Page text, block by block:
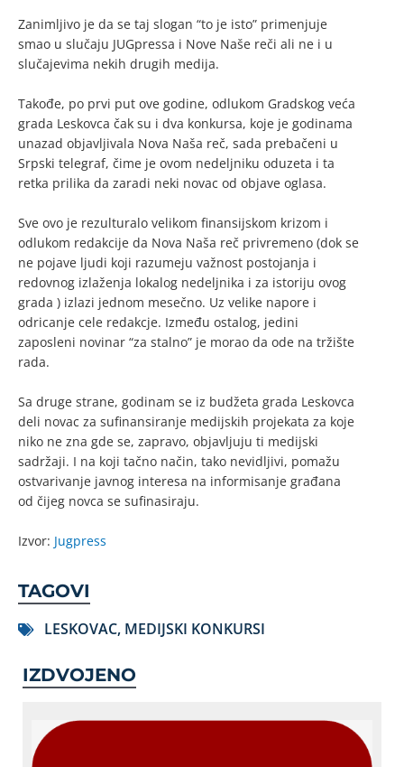
Zanimljivo je da se taj slogan “to je isto” primenjuje
smao u slučaju JUGpressa i Nove Naše reči ali ne i u
slučajevima nekih drugih medija.
Takođe, po prvi put ove godine, odlukom Gradskog veća
grada Leskovca čak su i dva konkursa, koje je godinama
unazad objavljivala Nova Naša reč, sada prebačeni u
Srpski telegraf, čime je ovom nedeljniku oduzeta i ta
retka prilika da zaradi neki novac od objave oglasa.
Sve ovo je rezulturalo velikom finansijskom krizom i
odlukom redakcije da Nova Naša reč privremeno (dok se
ne pojave ljudi koji razumeju važnost postojanja i
redovnog izlaženja lokalog nedeljnika i za istoriju ovog
grada ) izlazi jednom mesečno. Uz velike napore i
odricanje cele redakcje. Između ostalog, jedini
zaposleni novinar “za stalno” je morao da ode na tržište
rada.
Sa druge strane, godinam se iz budžeta grada Leskovca
deli novac za sufinansiranje medijskih projekata za koje
niko ne zna gde se, zapravo, objavljuju ti medijski
sadržaji. I na koji tačno način, tako nevidljivi, pomažu
ostvarivanje javnog interesa na informisanje građana
od čijeg novca se sufinasiraju.
Izvor: Jugpress
TAGOVI
LESKOVAC, MEDIJSKI KONKURSI
IZDVOJENO